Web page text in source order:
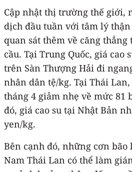
Cập nhật thị trường thế giới,
dịch đầu tuần với tâm lý
quan sát thêm về căng
cầu. Tại Trung Quốc, giá cao
trên Sàn Thượng Hải đi
nhân dân tệ/kg. Tại Thái
tháng 4 giảm nhẹ về mức 81
đó, giá cao su tại Nhật Bản
yen/kg.
Bên cạnh đó, những cơn bão
Nam Thái Lan có thể làm